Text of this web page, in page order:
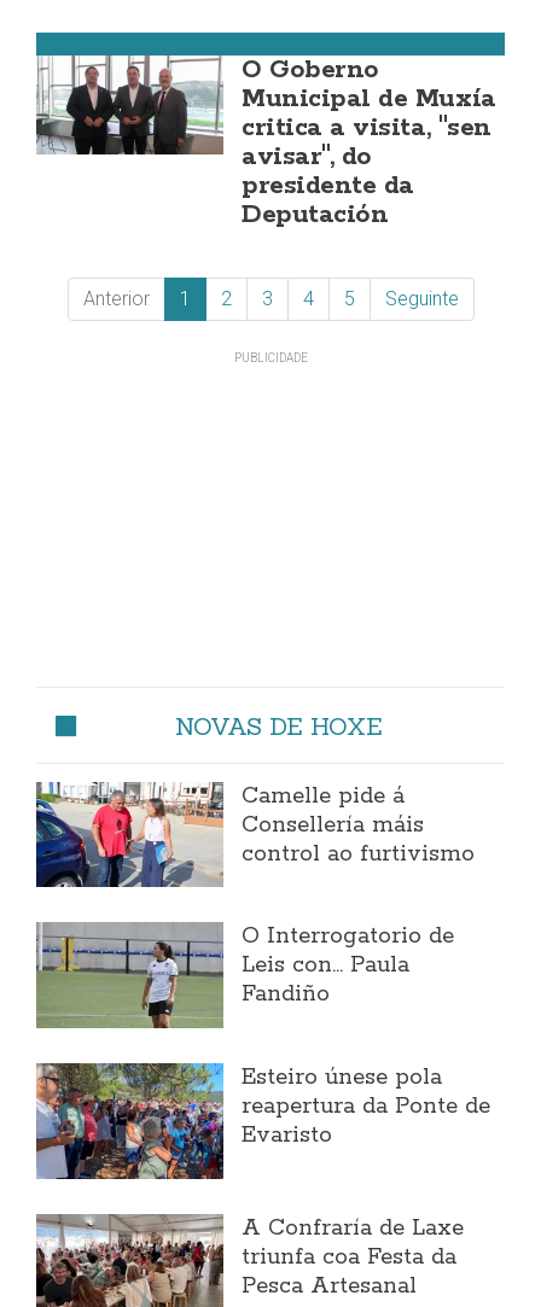
O Goberno
Municipal de Muxía
critica a visita, "sen
avisar", do
presidente da
Deputación
Anterior 1 2 3 4 5 Seguinte
NOVAS DE HOXE
Camelle pide á
Consellería máis
control ao furtivismo
O Interrogatorio de
Leis con... Paula
Fandiño
Esteiro únese pola
reapertura da Ponte de
Evaristo
A Confraría de Laxe
triunfa coa Festa da
Pesca Artesanal